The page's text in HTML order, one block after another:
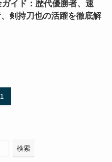
イド：歴代優勝者、速
剣持刀也の活躍を徹底解
1
検索